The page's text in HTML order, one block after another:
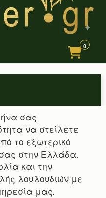
0
σας
να στείλετε
το εξωτερικό
στην Ελλάδα.
και την
λουλουδιών με
μας.